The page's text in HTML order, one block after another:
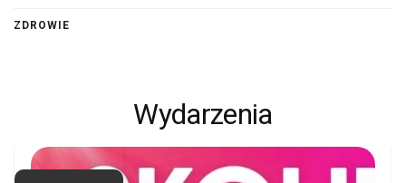
ZDROWIE
Wydarzenia